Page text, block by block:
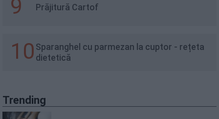
9 Prăjitură Cartof
10 Sparanghel cu parmezan la cuptor - rețeta
dietetică
Trending